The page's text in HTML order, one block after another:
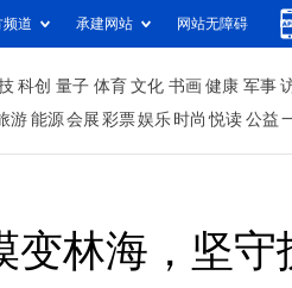
频道 承建网站 网站无障碍
科创 量子 体育 文化 书画 健康 军事
游 能源 会展 彩票娱乐 时尚 悦读 公益
变林海，坚守